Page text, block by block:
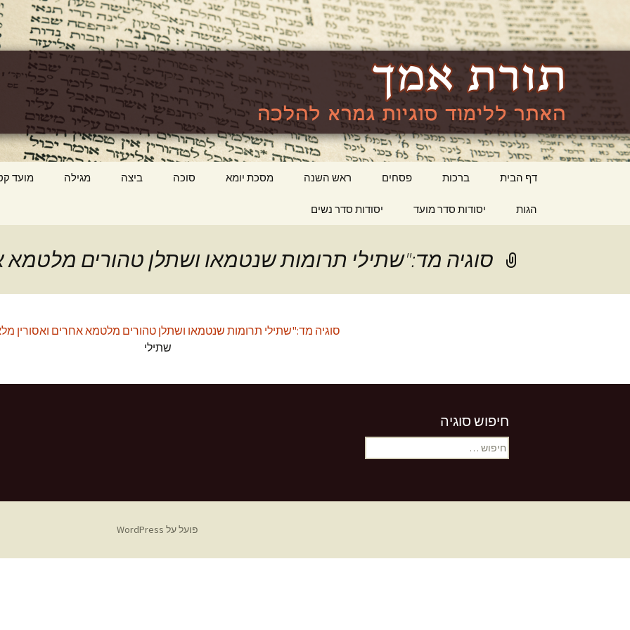
www.toralishma.org
האתר ללימוד סוגיות גמרא להלכה
לתוכן
דף הבית ברכות פסחים ראש השנה מסכת יומא סוכה ביצה מגילה מועד
הגות יסודות סדר מועד יסודות סדר נשים
סוגיה מד:"שתילי תרומות שנטמאו ושתלן טהורים מלטמא
סוגיה מד:"שתילי תרומות שנטמאו ושתלן טהורים מלטמא אחרים ואסורין
שתילי
חיפוש סוגיה
חיפוש:
פועל על WordPress